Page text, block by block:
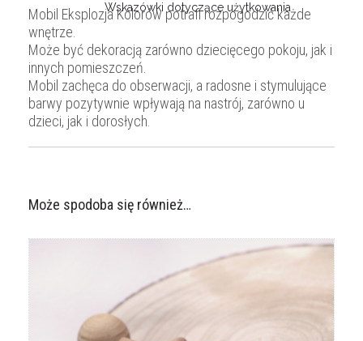
Wskazówki dotyczące użytkowania
Mobil Eksplozja Kolorów potrafi rozpogodzić każde
wnętrze.
Może być dekoracją zarówno dziecięcego pokoju, jak i
innych pomieszczeń.
Mobil zachęca do obserwacji, a radosne i stymulujące
barwy pozytywnie wpływają na nastrój, zarówno u
dzieci, jak i dorosłych.
Może spodoba się również…